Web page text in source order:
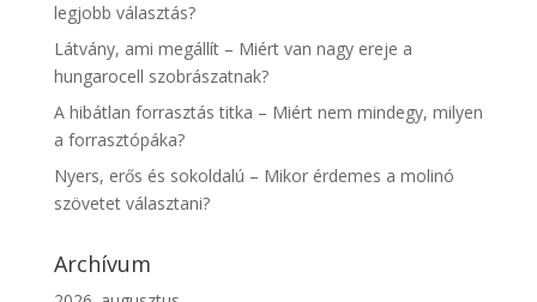
legjobb választás?
Látvány, ami megállít – Miért van nagy ereje a
hungarocell szobrászatnak?
A hibátlan forrasztás titka – Miért nem mindegy, milyen
a forrasztópáka?
Nyers, erős és sokoldalú – Mikor érdemes a molinó
szövetet választani?
Archívum